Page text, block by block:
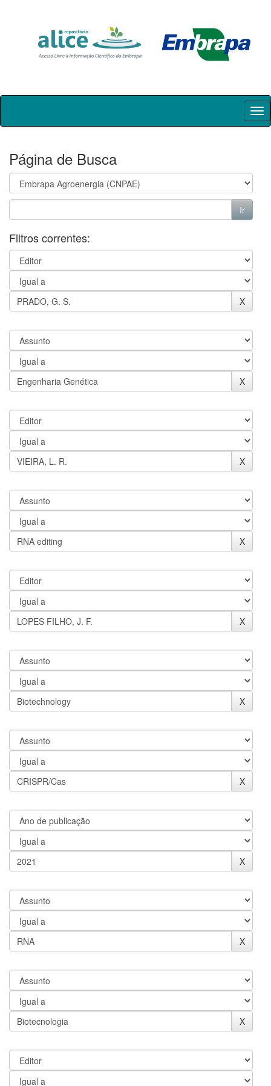
Skip
Página de Busca
Filtros correntes: